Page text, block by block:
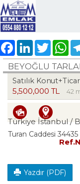
FacebookLinkedInTwitter
BEYOĞLU
Satılık
5,500,000 TL 42
Türkiye İstanbul /
Turan Caddesi 34435
Yazdır (PDF)